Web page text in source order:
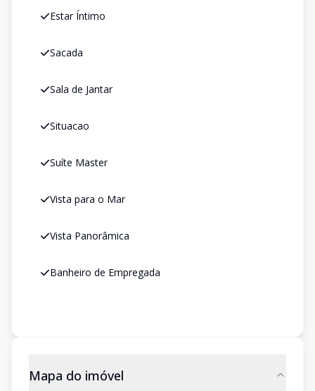
Estar Íntimo
Sacada
Sala de Jantar
Situacao
Suíte Master
Vista para o Mar
Vista Panorâmica
Banheiro de Empregada
Mapa do imóvel